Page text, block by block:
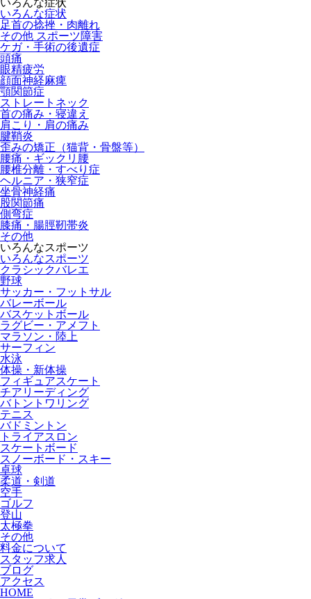
いろんな症状
足首の捻挫・肉離れ
その他 スポーツ障害
ケガ・手術の後遺症
頭痛
眼精疲労
顔面神経麻痺
顎関節症
ストレートネック
首の痛み・寝違え
肩こり・肩の痛み
腱鞘炎
歪みの矯正（猫背・骨盤等）
腰痛・ギックリ腰
腰椎分離・すべり症
ヘルニア・狭窄症
坐骨神経痛
股関節痛
側弯症
膝痛・腸脛靭帯炎
その他
いろんなスポーツ
いろんなスポーツ
クラシックバレエ
野球
サッカー・フットサル
バレーボール
バスケットボール
ラグビー・アメフト
マラソン・陸上
サーフィン
水泳
体操・新体操
フィギュアスケート
チアリーディング
バトントワリング
テニス
バドミントン
トライアスロン
スケートボード
スノーボード・スキー
卓球
柔道・剣道
空手
ゴルフ
登山
太極拳
その他
料金について
スタッフ求人
ブログ
アクセス
HOME